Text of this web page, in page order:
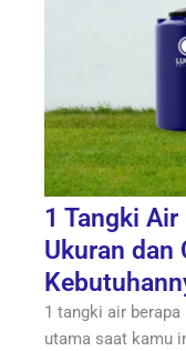
1 Tangki
Ukuran dan
1 tangki air
utama saat kamu